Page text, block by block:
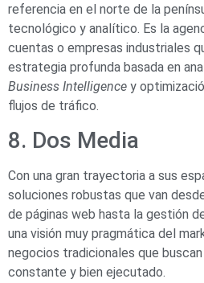
referencia en el norte de la
tecnológico y analítico. Es la
cuentas o empresas industriales
estrategia profunda basada en
Business Intelligence y
flujos de tráfico.
8. Dos Media
Con una gran trayectoria a sus
soluciones robustas que van
de páginas web hasta la gestión
una visión muy pragmática del
negocios tradicionales que
constante y bien ejecutado.